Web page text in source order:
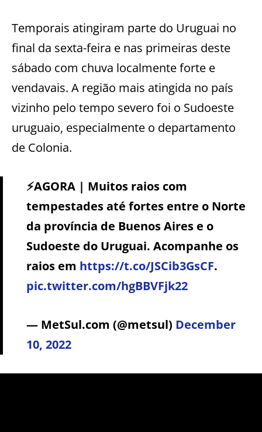
Temporais atingiram parte do Uruguai no
final da sexta-feira e nas primeiras deste
sábado com chuva localmente forte e
vendavais. A região mais atingida no país
vizinho pelo tempo severo foi o Sudoeste
uruguaio, especialmente o departamento
de Colonia.
⚡️AGORA | Muitos raios com
tempestades até fortes entre o Norte
da província de Buenos Aires e o
Sudoeste do Uruguai. Acompanhe os
raios em https://t.co/JSCib3GsCF.
pic.twitter.com/hgBBVFjk22
— MetSul.com (@metsul) December
10, 2022